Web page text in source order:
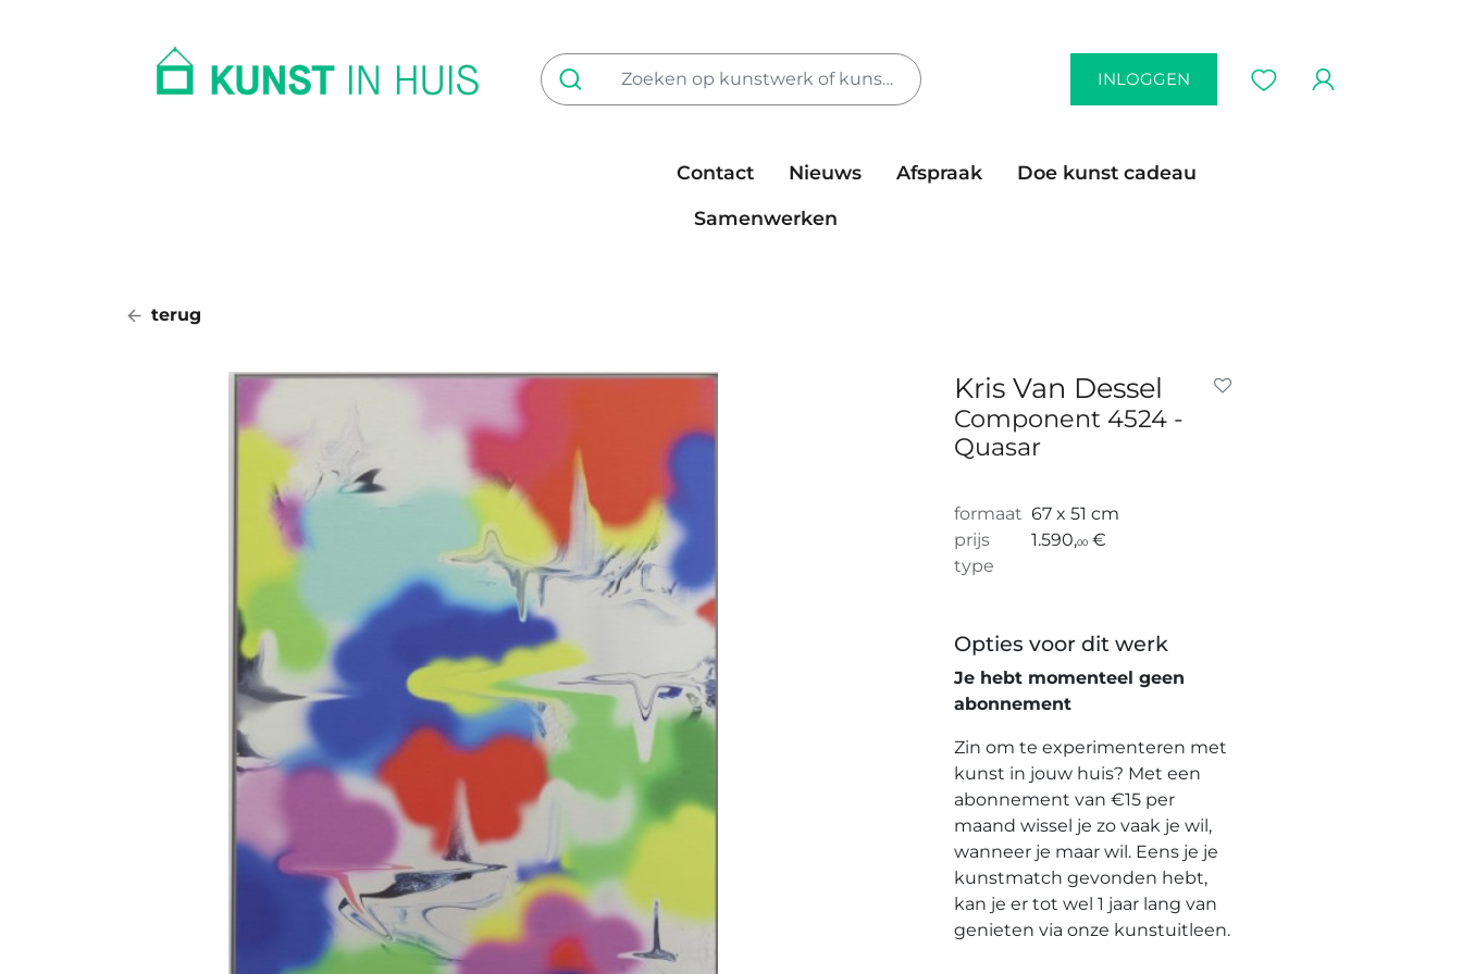
INLOGGEN
Contact Nieuws Afspraak
Doe kunst cadeau
Samenwerken
terug
Kris Van Dessel
Component 4524 -
Quasar
formaat 67 x 51 cm
prijs
1.590,00 €
type
Opties voor dit werk
Je hebt momenteel geen
abonnement
Zin om te experimenteren met
kunst in jouw huis? Met een
abonnement van €15 per
maand wissel je zo vaak je wil,
wanneer je maar wil. Eens je je
kunstmatch gevonden hebt,
kan je er tot wel 1 jaar lang van
genieten via onze kunstuitleen.